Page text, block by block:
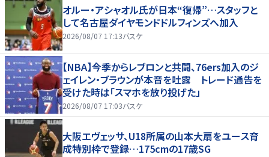
オルー・アシャオル氏が日本“復帰”…スタッフと
して名古屋ダイヤモンドドルフィンズへ加入
2026/08/07 17:13バスケ
【NBA】今季からレブロンと共闘、76ers加入のジ
ェイレン・ブラウンが本音を吐露 トレード通告を
受けた時は「スマホを放り投げた」
2026/08/07 17:03バスケ
大阪エヴェッサ、U18所属の山本大扇をユース育
成特別枠で登録…175cmの17歳SG